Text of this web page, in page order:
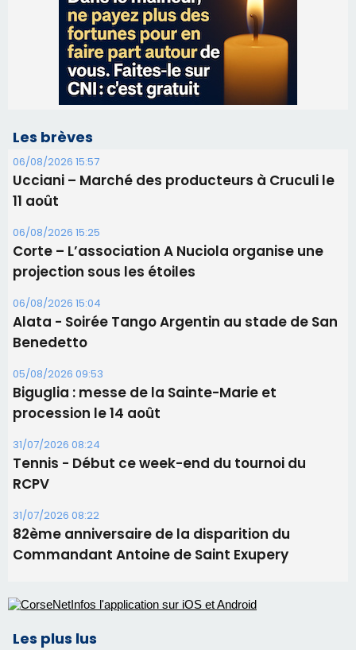
06/08/2026 15:57
Ucciani – Marché des producteurs à Cruculi le
06/08/2026 15:25
Corte – L’association A Nuciola organise une
06/08/2026 15:04
Alata - Soirée Tango Argentin au stade de San
Benedetto
05/08/2026 09:53
Biguglia : messe de la Sainte-Marie et
procession le 14 août
31/07/2026 08:24
Tennis - Début ce week-end du tournoi du
RCPV
31/07/2026 08:22
82ème anniversaire de la disparition du
Commandant Antoine de Saint Exupery
Les plus lus
Satine Nomary est la nouvelle Miss Corse 2026
Éclipse du 12 août : la Corse aux premières loges
d'un spectacle qui ne reviendra pas avant 2081
avant le concert de Mosimann
consommation en recul dans les restaurants